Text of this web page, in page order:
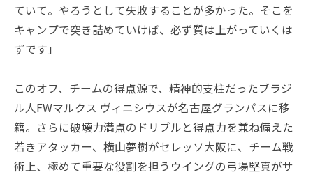
ていて。やろうとして失敗することが多かった。そこを
キャンプで突き詰めていけば、必ず質は上がっていくは
ずです」
このオフ、チームの得点源で、精神的支柱だったブラジ
ル人FWマルクス ヴィニシウスが名古屋グランパスに移
籍。さらに破壊力満点のドリブルと得点力を兼ね備えた
若きアタッカー、横山夢樹がセレッソ大阪に、チーム戦
術上、極めて重要な役割を担うウイングの弓場堅真がサ